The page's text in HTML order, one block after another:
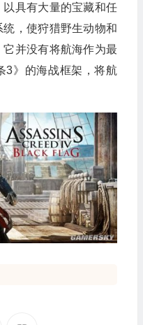
具有大量的宝藏和任
，使狩猎野生动物和
并没有将航海作为最
3》的海战框架，将航